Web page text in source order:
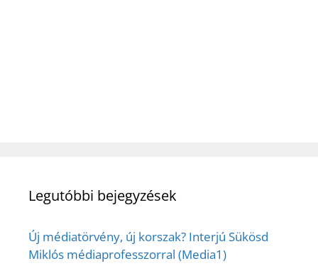
Legutóbbi bejegyzések
Új médiatörvény, új korszak? Interjú Sükösd
Miklós médiaprofesszorral (Media1)